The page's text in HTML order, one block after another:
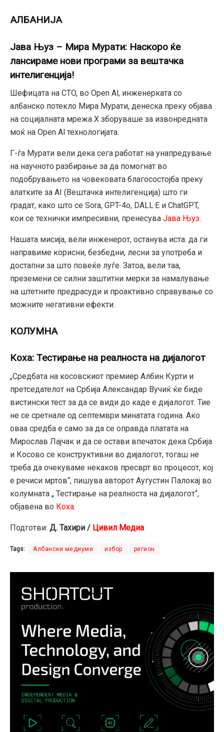
АЛБАНИЈА
Јава Њуз – Мира Мурати: Наскоро ќе
лансираме нови програми за вештачка
интелигенција!
Шефицата на CTO, во Open Al, инженерката со
албанско потекло Мира Мурати, денеска преку објава
на социјалната мрежа X зборуваше за извонредната
моќ на Open Al технологијата.
Г-ѓа Мурати вели дека сега работат на унапредување
на научното разбирање за да помогнат во
подобрувањето на човековата благосостојба преку
алатките за AI (Вештачка интелигенција) што ги
градат, како што се Sora, GPT-4o, DALL·E и ChatGPT,
кои се технички импресивни, пренесува Јава Њуз.
Нашата мисија, вели инженерот, останува иста: да ги
направиме корисни, безбедни, лесни за употреба и
достапни за што повеќе луѓе. Затоа, вели таа,
преземени се силни заштитни мерки за намалување
на штетните предрасуди и проактивно справување со
можните негативни ефекти.
КОЛУМНА
Коха: Тестирање на реалноста на дијалогот
„Средбата на косовскиот премиер Албин Курти и
претседателот на Србија Александар Вучиќ ќе биде
вистински тест за да се види до каде е дијалогот. Тие
не се сретнале од септември минатата година. Ако
оваа средба е само за да се оправда платата на
Мирослав Лајчак и да се остави впечаток дека Србија
и Косово се конструктивни во дијалогот, тогаш не
треба да очекуваме некаков пресврт во процесот, кој
е речиси мртов“, пишува авторот Аугустин Палокај во
колумната „ Тестирање на реалноста на дијалогот“,
објавена во Коха.
Подготви: Д. Тахири / Цивил Медиа
Tags: Албански медиуми избор регион